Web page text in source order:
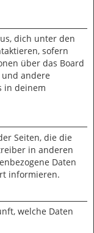
dich unter den
sofern
über das Board
andere
in deinem
Seiten, die die
in anderen
Daten
informieren.
welche Daten